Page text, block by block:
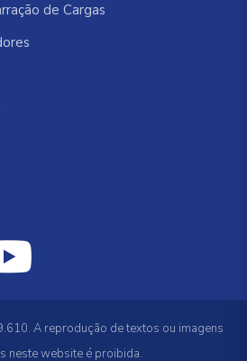
de Cargas
A reprodução de textos ou imagens
neste website é proibida.